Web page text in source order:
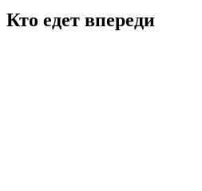
Кто едет впереди